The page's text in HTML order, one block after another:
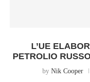
L’UE
PETROLIO
by Nik Cooper